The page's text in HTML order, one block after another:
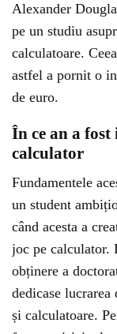
Alexander
pe un studiu
calculatoare.
astfel a pornit o
de euro.
În ce an a
calculator
Fundamentele
un student
când acesta a
joc pe calculator.
obținere a
dedicase
și calculatoare.